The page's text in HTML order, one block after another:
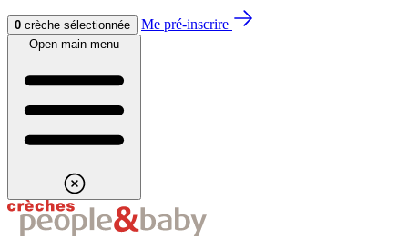
Aller au contenuAller au footer
0 crèche sélectionnée Me pré-inscrire
Open main menu